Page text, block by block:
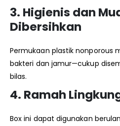
3. Higienis dan
Dibersihkan
Permukaan plastik nonporous
bakteri dan jamur—cukup
bilas.
4. Ramah
Box ini dapat digunakan